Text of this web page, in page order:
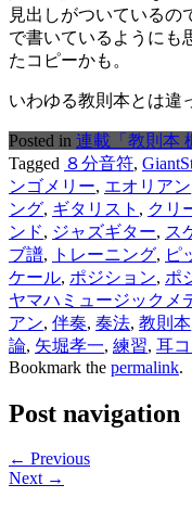
見出しがついているの
で書いているようにも
たコピーかも。
いわゆる教則本とは違
Posted in 連載「教則本
Tagged ８分音符,
ンゴメリー, エオリアン
ング, ギタリスト , クリ
ンド, ジャズギター, ス
ブ譜, トレーニング, ピ
ケール, ポジション, ポ
ヤマハミュージックメ
アン, 伴奏, 奏法, 教則本
論, 矢堀孝一, 練習, 耳
Bookmark the permalink.
Post navigation
← Previous
Next →